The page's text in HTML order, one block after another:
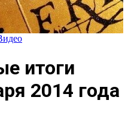
итоги
2014 года